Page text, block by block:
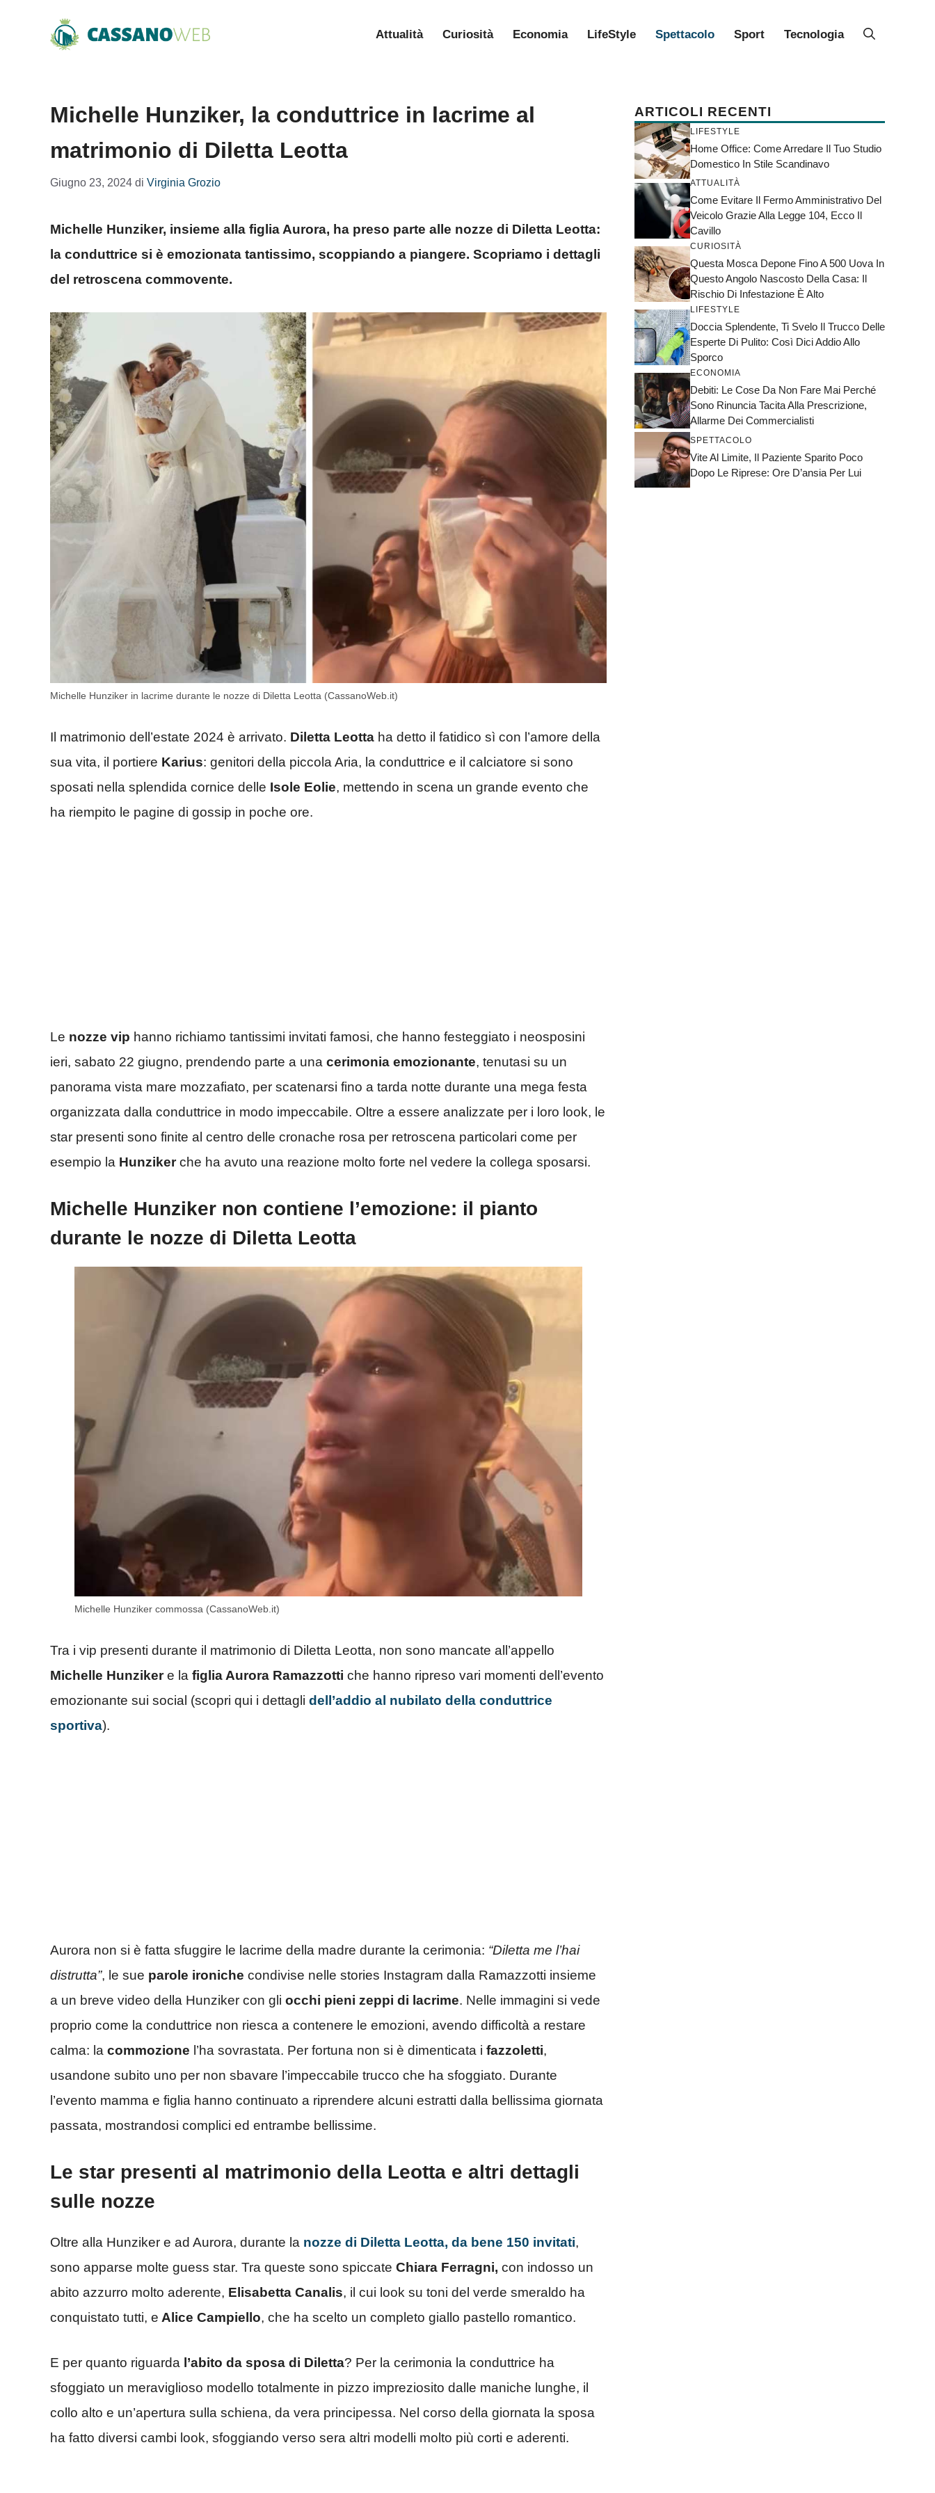
Attualità Curiosità Economia LifeStyle Spettacolo Sport Tecnologia
Michelle Hunziker, la conduttrice in lacrime al
matrimonio di Diletta Leotta
Giugno 23, 2024 di Virginia Grozio
Michelle Hunziker, insieme alla figlia Aurora, ha preso parte alle nozze di Diletta Leotta:
la conduttrice si è emozionata tantissimo, scoppiando a piangere. Scopriamo i dettagli
del retroscena commovente.
Michelle Hunziker in lacrime durante le nozze di Diletta Leotta (CassanoWeb.it)
Il matrimonio dell’estate 2024 è arrivato. Diletta Leotta ha detto il fatidico sì con l’amore della
sua vita, il portiere Karius: genitori della piccola Aria, la conduttrice e il calciatore si sono
sposati nella splendida cornice delle Isole Eolie, mettendo in scena un grande evento che
ha riempito le pagine di gossip in poche ore.
Le nozze vip hanno richiamo tantissimi invitati famosi, che hanno festeggiato i neosposini
ieri, sabato 22 giugno, prendendo parte a una cerimonia emozionante, tenutasi su un
panorama vista mare mozzafiato, per scatenarsi fino a tarda notte durante una mega festa
organizzata dalla conduttrice in modo impeccabile. Oltre a essere analizzate per i loro look, le
star presenti sono finite al centro delle cronache rosa per retroscena particolari come per
esempio la Hunzikerche ha avuto una reazione molto forte nel vedere la collega sposarsi.
Michelle Hunziker non contiene l’emozione: il pianto
durante le nozze di Diletta Leotta
Michelle Hunziker commossa (CassanoWeb.it)
Tra i vip presenti durante il matrimonio di Diletta Leotta, non sono mancate all’appello
Michelle Hunzikere la figlia Aurora Ramazzotti che hanno ripreso vari momenti dell’evento
emozionante sui social (scopri qui i dettagli dell’addio al nubilato della conduttrice
sportiva).
Aurora non si è fatta sfuggire le lacrime della madre durante la cerimonia: “Diletta me l’hai
distrutta”, le sue parole ironiche condivise nelle stories Instagram dalla Ramazzotti insieme
a un breve video della Hunziker con gli occhi pieni zeppi di lacrime. Nelle immagini si vede
proprio come la conduttrice non riesca a contenere le emozioni, avendo difficoltà a restare
calma: la commozione l’ha sovrastata. Per fortuna non si è dimenticata i fazzoletti,
usandone subito uno per non sbavare l’impeccabile trucco che ha sfoggiato. Durante
l’evento mamma e figlia hanno continuato a riprendere alcuni estratti dalla bellissima giornata
passata, mostrandosi complici ed entrambe bellissime.
Le star presenti al matrimonio della Leotta e altri dettagli
sulle nozze
Oltre alla Hunziker e ad Aurora, durante la nozze di Diletta Leotta, da bene 150 invitati,
sono apparse molte guess star. Tra queste sono spiccate Chiara Ferragni, con indosso un
abito azzurro molto aderente, Elisabetta Canalis, il cui look su toni del verde smeraldo ha
conquistato tutti, e Alice Campiello, che ha scelto un completo giallo pastello romantico.
E per quanto riguarda l’abito da sposa di Diletta? Per la cerimonia la conduttrice ha
sfoggiato un meraviglioso modello totalmente in pizzo impreziosito dalle maniche lunghe, il
collo alto e un’apertura sulla schiena, da vera principessa. Nel corso della giornata la sposa
ha fatto diversi cambi look, sfoggiando verso sera altri modelli molto più corti e aderenti.
ARTICOLI RECENTI
LIFESTYLE
Home Office: Come Arredare Il Tuo Studio
Domestico In Stile Scandinavo
ATTUALITÀ
Come Evitare Il Fermo Amministrativo Del
Veicolo Grazie Alla Legge 104, Ecco Il
Cavillo
CURIOSITÀ
Questa Mosca Depone Fino A 500 Uova In
Questo Angolo Nascosto Della Casa: Il
Rischio Di Infestazione È Alto
LIFESTYLE
Doccia Splendente, Ti Svelo Il Trucco Delle
Esperte Di Pulito: Così Dici Addio Allo
Sporco
ECONOMIA
Debiti: Le Cose Da Non Fare Mai Perché
Sono Rinuncia Tacita Alla Prescrizione,
Allarme Dei Commercialisti
SPETTACOLO
Vite Al Limite, Il Paziente Sparito Poco
Dopo Le Riprese: Ore D’ansia Per Lui